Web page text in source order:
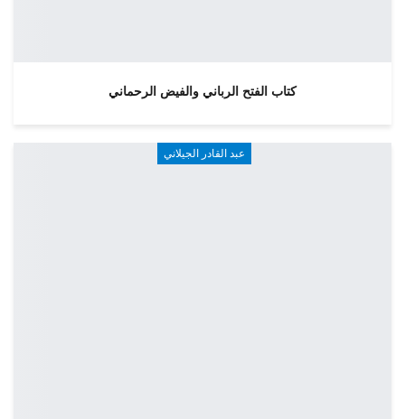
كتاب الفتح الرباني والفيض الرحماني
عبد القادر الجيلاني